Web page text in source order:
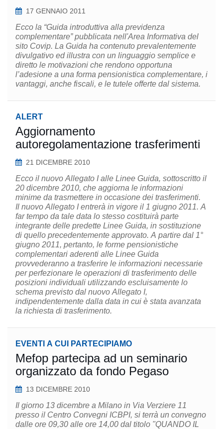
17 GENNAIO 2011
Ecco la “Guida introduttiva alla previdenza
complementare” pubblicata nell'Area Informativa del
sito Covip. La Guida ha contenuto prevalentemente
divulgativo ed illustra con un linguaggio semplice e
diretto le motivazioni che rendono opportuna
l’adesione a una forma pensionistica complementare, i
vantaggi, anche fiscali, e le tutele offerte dal sistema.
ALERT
Aggiornamento
autoregolamentazione trasferimenti
21 DICEMBRE 2010
Ecco il nuovo Allegato I alle Linee Guida, sottoscritto il
20 dicembre 2010, che aggiorna le informazioni
minime da trasmettere in occasione dei trasferimenti.
Il nuovo Allegato I entrerà in vigore il 1 giugno 2011. A
far tempo da tale data lo stesso costituirà parte
integrante delle predette Linee Guida, in sostituzione
di quello precedentemente approvato. A partire dal 1°
giugno 2011, pertanto, le forme pensionistiche
complementari aderenti alle Linee Guida
provvederanno a trasferire le informazioni necessarie
per perfezionare le operazioni di trasferimento delle
posizioni individuali utilizzando escluisamente lo
schema previsto dal nuovo Allegato I,
indipendentemente dalla data in cui è stata avanzata
la richiesta di trasferimento.
EVENTI A CUI PARTECIPIAMO
Mefop partecipa ad un seminario
organizzato da fondo Pegaso
13 DICEMBRE 2010
Il giorno 13 dicembre a Milano in Via Verziere 11
presso il Centro Convegni ICBPI, si terrà un convegno
dalle ore 09,30 alle ore 14,00 dal titolo "QUANDO IL